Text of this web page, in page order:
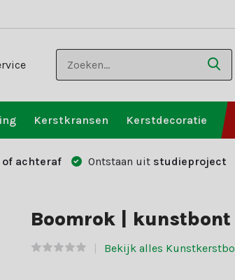
Kerstkransen Kerstdecoratie
of achteraf Ontstaan uit studieproject
Boomrok |
Bekijk alles